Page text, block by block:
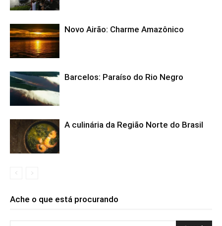
Novo Airão: Charme Amazônico
Barcelos: Paraíso do Rio Negro
A culinária da Região Norte do Brasil
Ache o que está procurando